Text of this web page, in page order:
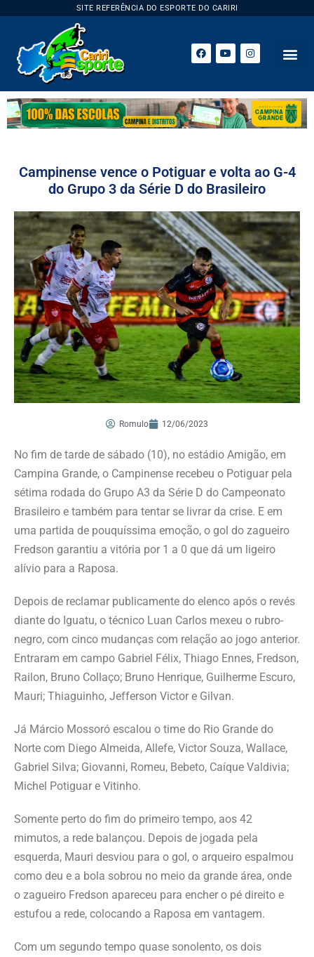
SITE REFERÊNCIA DO ESPORTE DO CARIRI
Campinense vence o Potiguar e volta ao G-4
do Grupo 3 da Série D do Brasileiro
Romulo 12/06/2023
No fim de tarde de sábado (10), no estádio Amigão, em
Campina Grande, o Campinense recebeu o Potiguar pela
sétima rodada do Grupo A3 da Série D do Campeonato
Brasileiro e também para tentar se livrar da crise. E em
uma partida de pouquíssima emoção, o gol do zagueiro
Fredson garantiu a vitória por 1 a 0 que dá um ligeiro
alívio para a Raposa.
Depois de reclamar publicamente do elenco após o revés
diante do Iguatu, o técnico Luan Carlos mexeu o rubro-
negro, com cinco mudanças com relação ao jogo anterior.
Entraram em campo Gabriel Félix, Thiago Ennes, Fredson,
Railon, Bruno Collaço; Bruno Henrique, Guilherme Escuro,
Mauri; Thiaguinho, Jefferson Victor e Gilvan.
Já Márcio Mossoró escalou o time do Rio Grande do
Norte com Diego Almeida, Allefe, Victor Souza, Wallace,
Gabriel Silva; Giovanni, Romeu, Bebeto, Caíque Valdivia;
Michel Potiguar e Vitinho.
Somente perto do fim do primeiro tempo, aos 42
mimutos, a rede balançou. Depois de jogada pela
esquerda, Mauri desviou para o gol, o arqueiro espalmou
como deu e a bola sobrou no meio da grande área, onde
o zagueiro Fredson apareceu para encher o pé direito e
estufou a rede, colocando a Raposa em vantagem.
Com um segundo tempo quase sonolento, os dois